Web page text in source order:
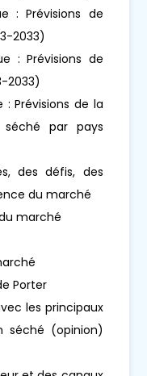
: Prévisions de
2033)
: Prévisions de
2033)
: Prévisions de la
par pays
des défis, des
du marché
marché
Porter
les principaux
séché (opinion)